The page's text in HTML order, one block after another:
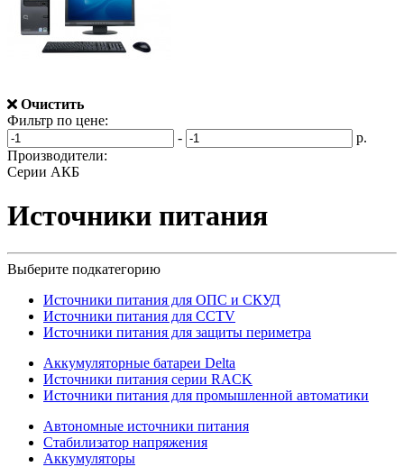
Очистить
Фильтр по цене:
-
р.
Производители:
Серии АКБ
Источники питания
Выберите подкатегорию
Источники питания для ОПС и СКУД
Источники питания для CCTV
Источники питания для защиты периметра
Аккумуляторные батареи Delta
Источники питания серии RACK
Источники питания для промышленной автоматики
Автономные источники питания
Стабилизатор напряжения
Аккумуляторы